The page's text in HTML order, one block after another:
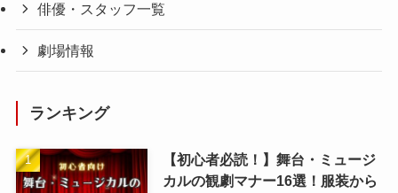
俳優・スタッフ一覧
劇場情報
ランキング
【初心者必読！】舞台・ミュージ
カルの観劇マナー16選！服装から